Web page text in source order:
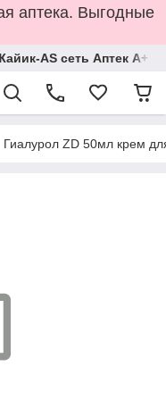
аптека. Выгодные
AS сеть Аптек А+
Гиалурол ZD 50мл крем